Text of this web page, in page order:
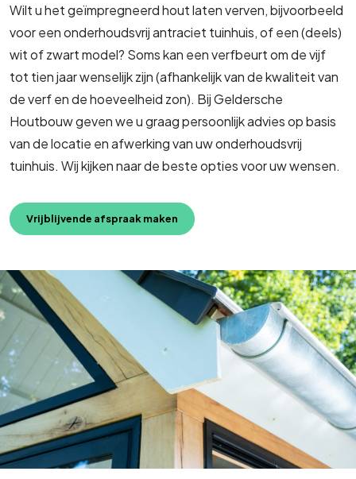
Wilt u het geïmpregneerd hout laten verven, bijvoorbeeld
voor een onderhoudsvrij antraciet tuinhuis, of een (deels)
wit of zwart model? Soms kan een verfbeurt om de vijf
tot tien jaar wenselijk zijn (afhankelijk van de kwaliteit van
de verf en de hoeveelheid zon). Bij Geldersche
Houtbouw geven we u graag persoonlijk advies op basis
van de locatie en afwerking van uw onderhoudsvrij
tuinhuis. Wij kijken naar de beste opties voor uw wensen.
Vrijblijvende afspraak maken